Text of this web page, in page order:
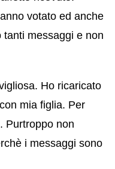
votato ed anche
messaggi e non
Ho ricaricato
mia figlia. Per
Purtroppo non
i messaggi sono